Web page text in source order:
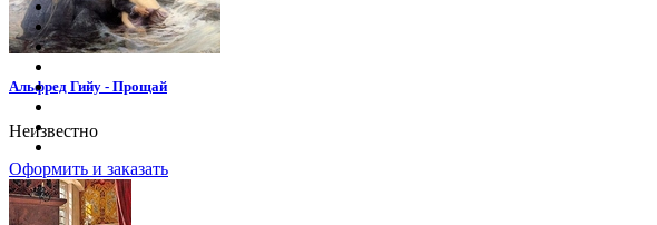
Альфред Гийу - Прощай
Неизвестно
Оформить и заказать